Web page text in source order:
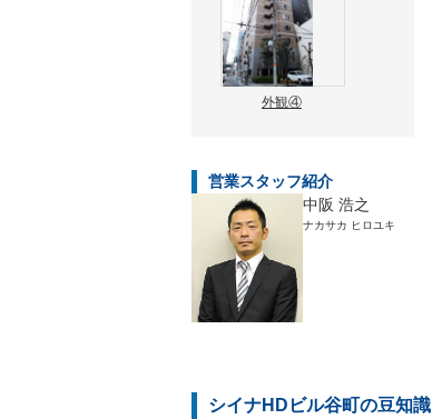
外観④
営業スタッフ紹介
中阪 浩之
ナカサカ ヒロユキ
シイナHDビル谷町の豆知識